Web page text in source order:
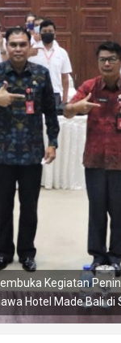
Kegiatan
Hotel Made Bali